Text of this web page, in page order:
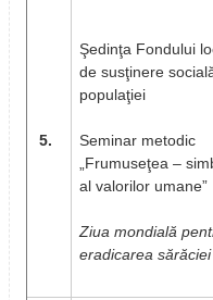
5.
Şedinţa Fondului
de susţinere
populaţiei
Seminar metodic
„Frumuseţea –
al valorilor umane”
Ziua mondială
eradicarea sărăciei